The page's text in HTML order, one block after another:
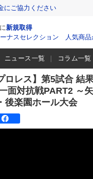
にご協力ください
新規取得
ナスセレクション 人気商品
ニュース一覧 コラム一覧
ロレス】第5試合 結
面対抗戦PART2 ～
後楽園ホール大会